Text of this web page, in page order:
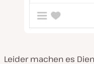
Leider machen es